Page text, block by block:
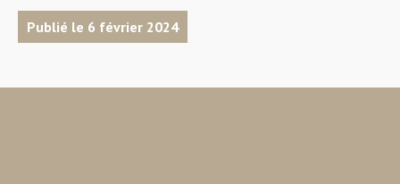
Publié le 6 février 2024